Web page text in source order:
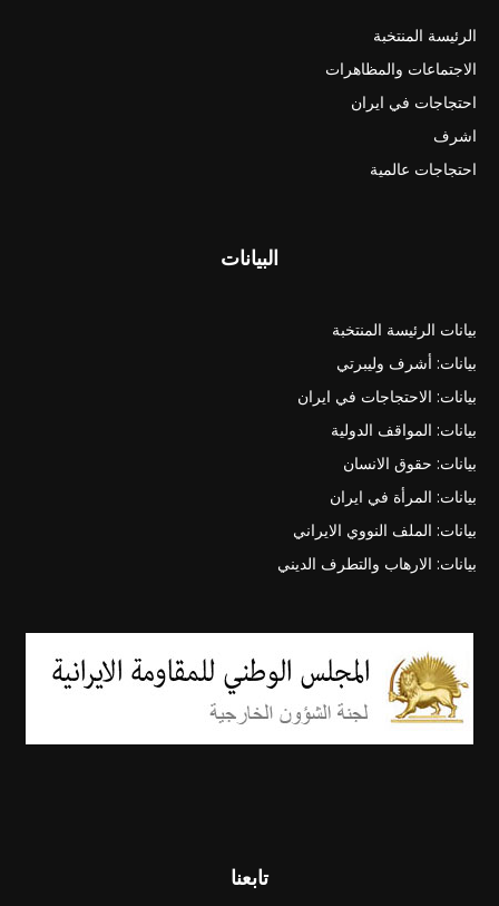
الرئيسة المنتخبة
الاجتماعات والمظاهرات
احتجاجات في ايران
اشرف
احتجاجات عالمية
البيانات
بيانات الرئيسة المنتخبة
بيانات: أشرف وليبرتي
بيانات: الاحتجاجات في ايران
بيانات: المواقف الدولية
بيانات: حقوق الانسان
بيانات: المرأة في ايران
بيانات: الملف النووي الايراني
بيانات: الارهاب والتطرف الديني
تابعنا